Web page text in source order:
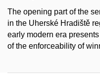
The opening part of the
in the Uherské Hradiště
early modern era
of the enforceability of